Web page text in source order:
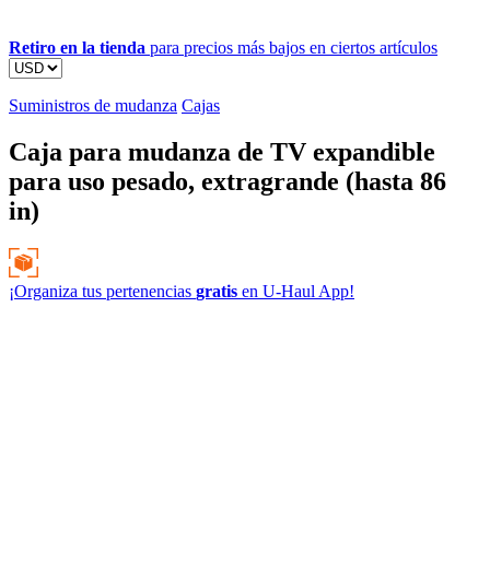
Retiro en la tienda para precios más bajos en ciertos artículos
Suministros de mudanza Cajas
Caja para mudanza de TV expandible
para uso pesado, extragrande (hasta 86
in)
¡Organiza tus pertenencias gratis en U-Haul App!